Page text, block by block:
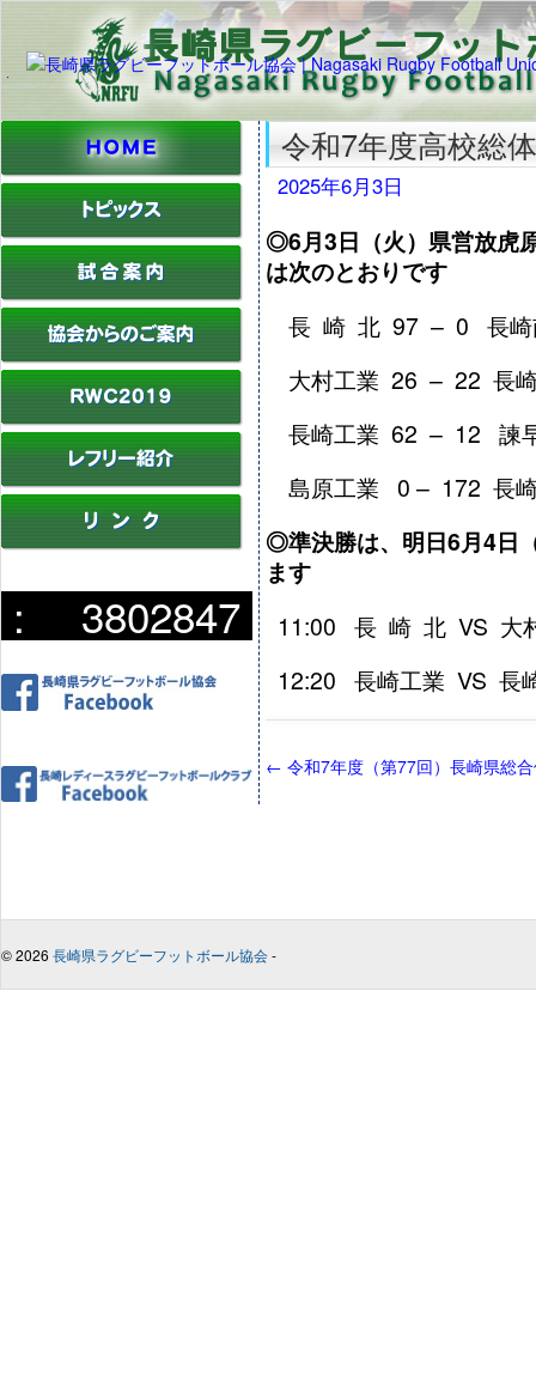
3802847
:
令和7年度高校総
2025年6月3日
◎6月3日（火）県営放虎
は次のとおりです
長 崎 北 97 – 0 長崎
大村工業 26 – 22 長崎
長崎工業 62 – 12 諫
島原工業 0 – 172 長崎
◎準決勝は、明日6月4日
ます
11:00 長 崎 北 VS 大
12:20 長崎工業 VS 長
← 令和7年度（第77回）長崎県総
© 2026 長崎県ラグビーフットボール協会-